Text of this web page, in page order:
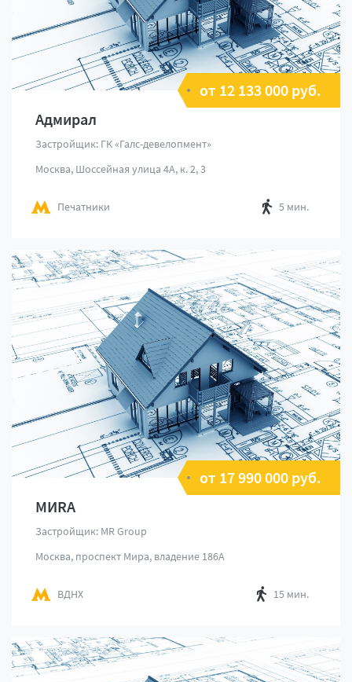
от 12 133 000 руб.
Адмирал
Застройщик: ГК «Галс-девелопмент»
Москва, Шоссейная улица 4А, к. 2, 3
Печатники 5 мин.
от 17 990 000 руб.
MИRA
Застройщик: MR Group
Москва, проспект Мира, владение 186А
ВДНХ 15 мин.